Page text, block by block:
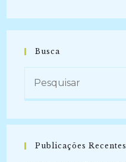
Busca
Publicações Recentes